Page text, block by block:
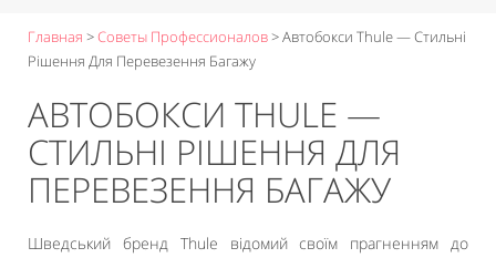
Главная >Советы Профессионалов>Автобокси Thule — Стильні
Рішення Для Перевезення Багажу
АВТОБОКСИ THULE —
СТИЛЬНІ РІШЕННЯ ДЛЯ
ПЕРЕВЕЗЕННЯ БАГАЖУ
Шведський бренд Thule відомий своїм прагненням до